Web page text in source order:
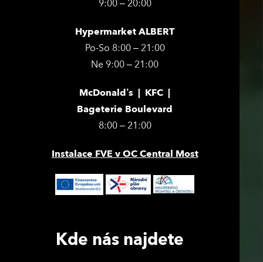
9:00 – 20:00
Hypermarket ALBERT
Po-So 8:00 – 21:00
Ne 9:00 – 21:00
McDonald’s | KFC |
Bageterie Boulevard
8:00 – 21:00
Instalace FVE v OC Central Most
Kde nás najdete